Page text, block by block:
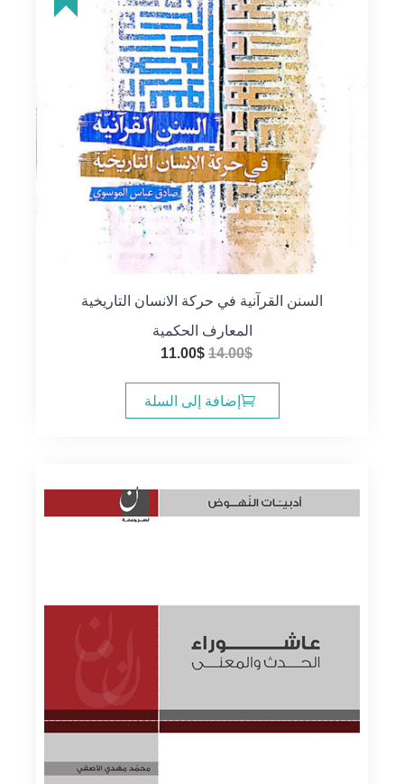
السنن القرآنية في حركة الانسان التاريخية
المعارف الحكمية
14.00$
السعر
هو:
14.00$.
11.00$
هو:
11.00$.
إضافة إلى السلة